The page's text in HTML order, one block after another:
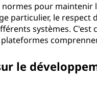
pour maintenir
particulier, le
systèmes. C'est
le